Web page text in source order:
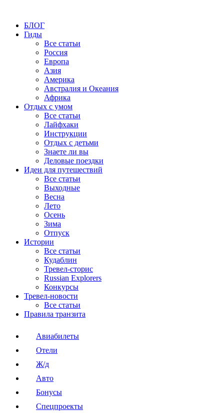
БЛОГ
Гиды
Все статьи
Россия
Европа
Азия
Америка
Австралия и Океания
Африка
Отдых с умом
Все статьи
Лайфхаки
Инструкции
Отдых с детьми
Знаете ли вы
Деловые поездки
Идеи для путешествий
Все статьи
Выходные
Весна
Лето
Осень
Зима
Отпуск
Истории
Все статьи
Кудаблин
Тревел-сторис
Russian Explorers
Конкурсы
Тревел-новости
Все статьи
Правила транзита
Авиабилеты
Отели
Ж/д
Авто
Бонусы
Спецпроекты